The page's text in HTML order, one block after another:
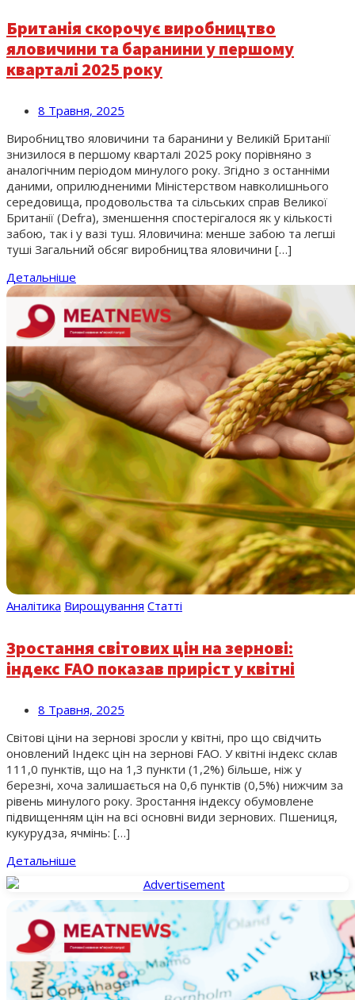
Британія скорочує виробництво
яловичини та баранини у першому
кварталі 2025 року
8 Травня, 2025
Виробництво яловичини та баранини у Великій Британії
знизилося в першому кварталі 2025 року порівняно з
аналогічним періодом минулого року. Згідно з останніми
даними, оприлюдненими Міністерством навколишнього
середовища, продовольства та сільських справ Великої
Британії (Defra), зменшення спостерігалося як у кількості
забою, так і у вазі туш. Яловичина: менше забою та легші
туші Загальний обсяг виробництва яловичини […]
Детальніше
Аналітика Вирощування Статті
Зростання світових цін на зернові:
індекс FAO показав приріст у квітні
8 Травня, 2025
Світові ціни на зернові зросли у квітні, про що свідчить
оновлений Індекс цін на зернові FAO. У квітні індекс склав
111,0 пунктів, що на 1,3 пункти (1,2%) більше, ніж у
березні, хоча залишається на 0,6 пунктів (0,5%) нижчим за
рівень минулого року. Зростання індексу обумовлене
підвищенням цін на всі основні види зернових. Пшениця,
кукурудза, ячмінь: […]
Детальніше